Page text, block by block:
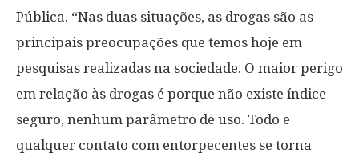
Pública. “Nas duas situações, as drogas são as
principais preocupações que temos hoje em
pesquisas realizadas na sociedade. O maior perigo
em relação às drogas é porque não existe índice
seguro, nenhum parâmetro de uso. Todo e
qualquer contato com entorpecentes se torna